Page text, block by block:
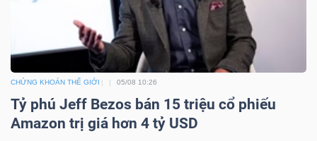
CHỨNG KHOÁN THẾ GIỚI 05/08 10:26
Tỷ phú Jeff Bezos bán 15 triệu cổ phiếu
Amazon trị giá hơn 4 tỷ USD